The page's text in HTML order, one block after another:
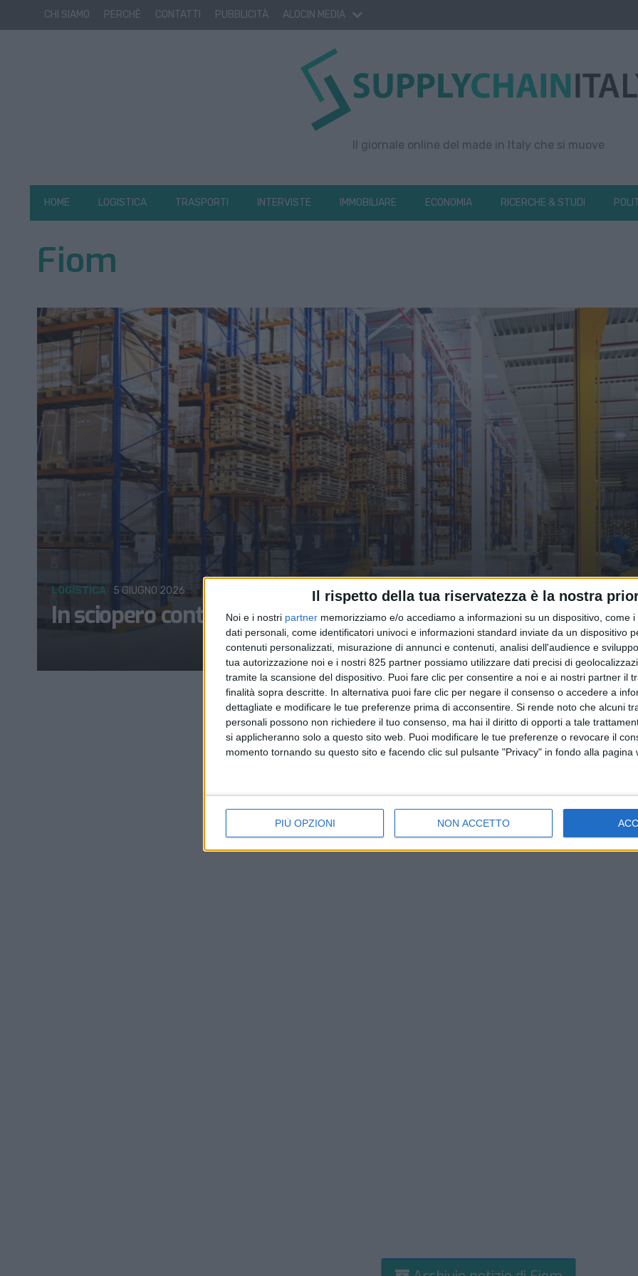
Il rispetto della tua riservatezza è la nostra
Noi e i nostri partner memorizziamo e/o accediamo a informazioni su un dispositivo, come
dati personali, come identificatori univoci e informazioni standard inviate da un dispositivo
contenuti personalizzati, misurazione di annunci e contenuti, analisi dell'audience e
tua autorizzazione noi e i nostri 825 partner possiamo utilizzare dati precisi di
tramite la scansione del dispositivo. Puoi fare clic per consentire a noi e ai nostri partner il
finalità sopra descritte. In alternativa puoi fare clic per negare il consenso o accedere a
dettagliate e modificare le tue preferenze prima di acconsentire. Si rende noto che alcuni
personali possono non richiedere il tuo consenso, ma hai il diritto di opporti a tale
si applicheranno solo a questo sito web. Puoi modificare le tue preferenze o revocare il
momento tornando su questo sito e facendo clic sul pulsante "Privacy" in fondo alla pagina
PIÙ OPZIONI NON ACCETTO
CHI SIAMO PERCHÈ CONTATTI PUBBLICITÀ ALOCIN MEDIA
Il giornale online del made in Italy che si muove
HOME LOGISTICA TRASPORTI INTERVISTE IMMOBILIARE ECONOMIA RICERCHE & STUDI
Fiom
In sciopero contro l’automazione i lavoratori di Bonfiglioli
LOGISTICA 5 GIUGNO 2026